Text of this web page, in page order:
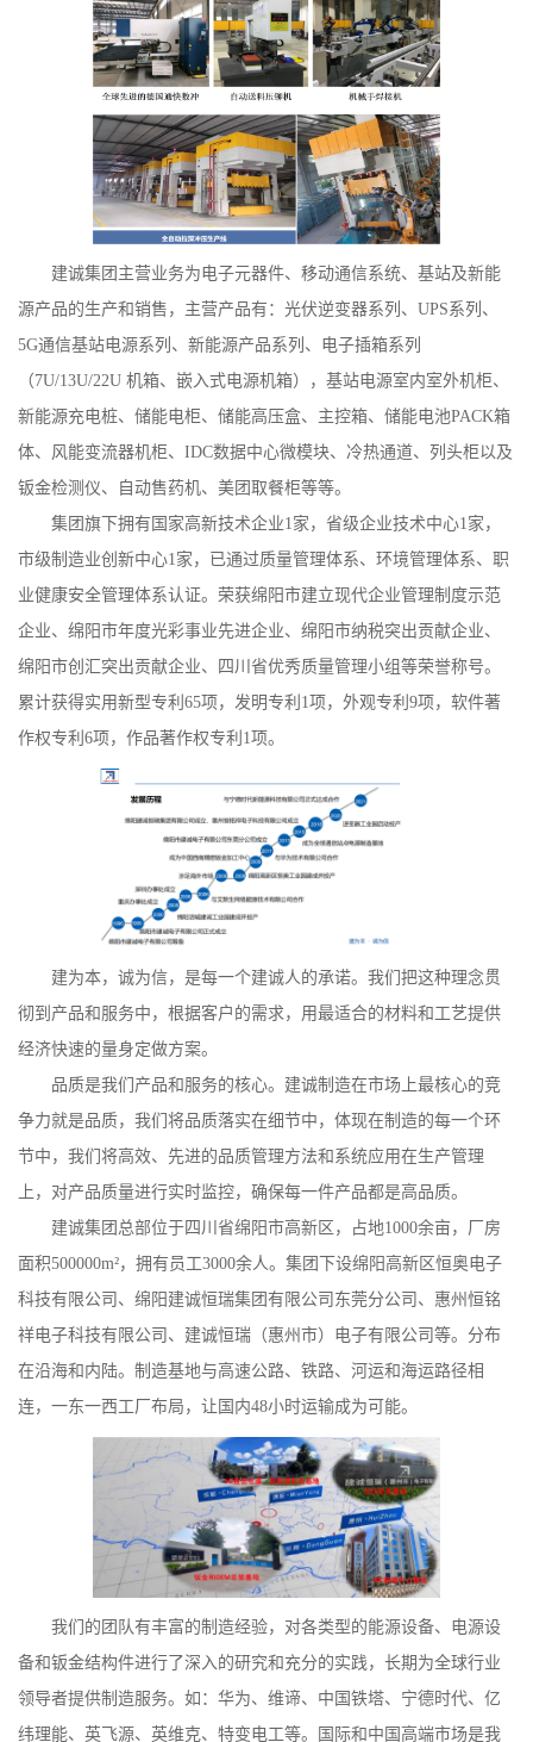
建诚集团主营业务为电子元器件、移动通信系统、基站及新能
源产品的生产和销售，主营产品有：光伏逆变器系列、UPS系列、
5G通信基站电源系列、新能源产品系列、电子插箱系列
（7U/13U/22U 机箱、嵌入式电源机箱），基站电源室内室外机柜、
新能源充电桩、储能电柜、储能高压盒、主控箱、储能电池PACK箱
体、风能变流器机柜、IDC数据中心微模块、冷热通道、列头柜以及
钣金检测仪、自动售药机、美团取餐柜等等。
集团旗下拥有国家高新技术企业1家，省级企业技术中心1家，
市级制造业创新中心1家，已通过质量管理体系、环境管理体系、职
业健康安全管理体系认证。荣获绵阳市建立现代企业管理制度示范
企业、绵阳市年度光彩事业先进企业、绵阳市纳税突出贡献企业、
绵阳市创汇突出贡献企业、四川省优秀质量管理小组等荣誉称号。
累计获得实用新型专利65项，发明专利1项，外观专利9项，软件著
作权专利6项，作品著作权专利1项。
建为本，诚为信，是每一个建诚人的承诺。我们把这种理念贯
彻到产品和服务中，根据客户的需求，用最适合的材料和工艺提供
经济快速的量身定做方案。
品质是我们产品和服务的核心。建诚制造在市场上最核心的竞
争力就是品质，我们将品质落实在细节中，体现在制造的每一个环
节中，我们将高效、先进的品质管理方法和系统应用在生产管理
上，对产品质量进行实时监控，确保每一件产品都是高品质。
建诚集团总部位于四川省绵阳市高新区，占地1000余亩，厂房
面积500000m²，拥有员工3000余人。集团下设绵阳高新区恒奥电子
科技有限公司、绵阳建诚恒瑞集团有限公司东莞分公司、惠州恒铭
祥电子科技有限公司、建诚恒瑞（惠州市）电子有限公司等。分布
在沿海和内陆。制造基地与高速公路、铁路、河运和海运路径相
连，一东一西工厂布局，让国内48小时运输成为可能。
我们的团队有丰富的制造经验，对各类型的能源设备、电源设
备和钣金结构件进行了深入的研究和充分的实践，长期为全球行业
领导者提供制造服务。如：华为、维谛、中国铁塔、宁德时代、亿
纬理能、英飞源、英维克、特变电工等。国际和中国高端市场是我